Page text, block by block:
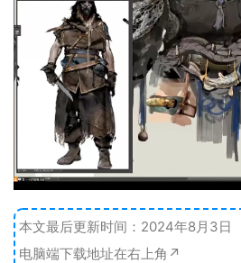
本文最后更新时间：2024年8月3日
电脑端下载地址在右上角↗️